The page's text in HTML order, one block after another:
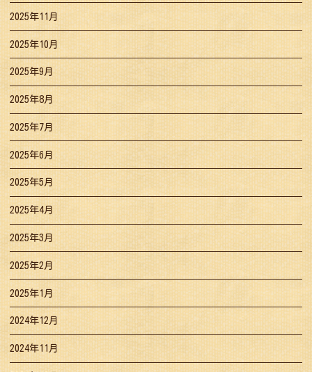
2025年11月
2025年10月
2025年9月
2025年8月
2025年7月
2025年6月
2025年5月
2025年4月
2025年3月
2025年2月
2025年1月
2024年12月
2024年11月